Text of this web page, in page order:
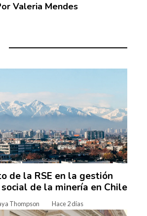
Valeria Mendes
de la RSE en la gestión
de la minería en Chile
Thompson Hace 2 días